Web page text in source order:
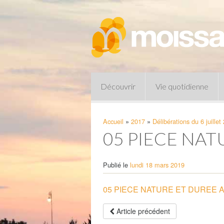
Découvrir Vie quotidienne
Pharmacies de garde
Accueil » 2017 » Délibérations du 6 juillet
05 PIECE
Publié le lundi 18 mars 2019
05 PIECE NATURE ET DUREE
Article précédent